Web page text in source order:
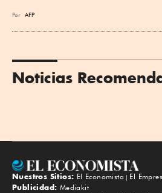
Por AFP
Noticias
Nuestros Sitios: El Economista El
Publicidad: Mediakit